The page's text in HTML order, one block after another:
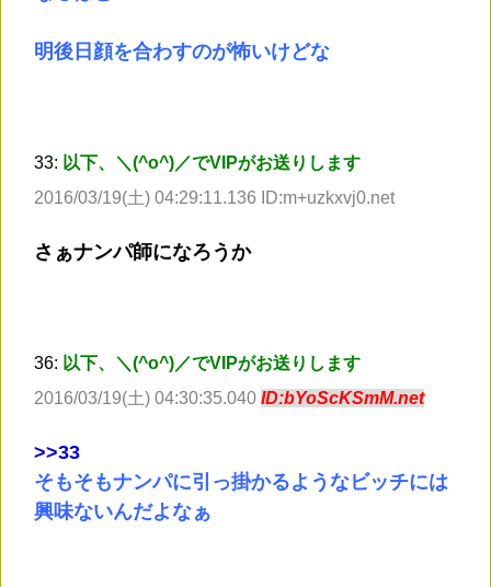
明後日顔を合わすのが怖いけどな
33: 以下、＼(^o^)／でVIPがお送りします
2016/03/19(土) 04:29:11.136 ID:m+uzkxvj0.net
さぁナンパ師になろうか
36: 以下、＼(^o^)／でVIPがお送りします
2016/03/19(土) 04:30:35.040 ID:bYoScKSmM.net
>>33
そもそもナンパに引っ掛かるようなビッチには
興味ないんだよなぁ